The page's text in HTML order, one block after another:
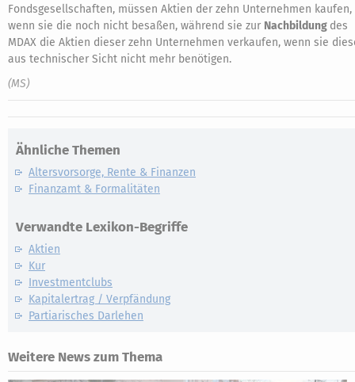
Fondsgesellschaften, müssen Aktien der zehn Unternehmen kaufen,
wenn sie die noch nicht besaßen, während sie zur Nachbildung des
MDAX die Aktien dieser zehn Unternehmen verkaufen, wenn sie
aus technischer Sicht nicht mehr benötigen.
(MS)
Ähnliche Themen
Altersvorsorge, Rente & Finanzen
Finanzamt & Formalitäten
Verwandte Lexikon-Begriffe
Aktien
Kur
Investmentclubs
Kapitalertrag / Verpfändung
Partiarisches Darlehen
Weitere News zum Thema